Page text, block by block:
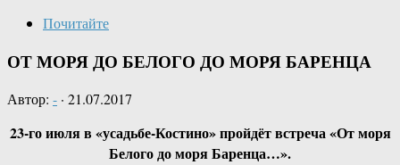
Почитайте
ОТ МОРЯ ДО БЕЛОГО ДО МОРЯ БАРЕНЦА
Автор: - · 21.07.2017
23-го июля в «усадьбе-Костино» пройдёт встреча «От моря
Белого до моря Баренца…».